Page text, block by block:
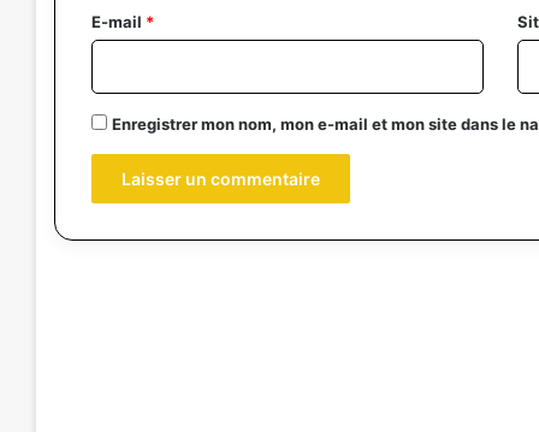
e
E-mail *
Enregistrer mon nom, mon e-mail et mon site dans le